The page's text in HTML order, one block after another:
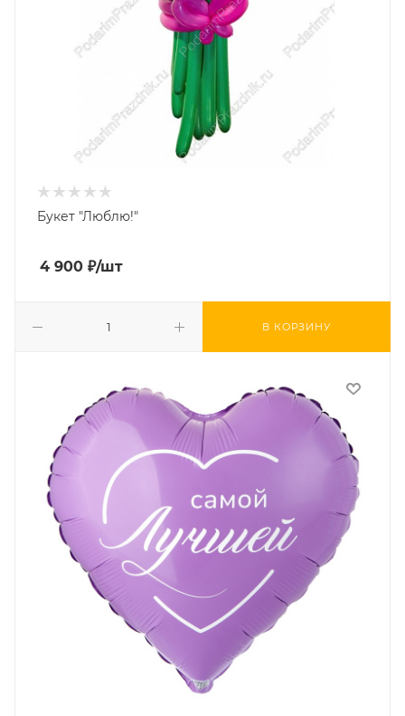
Букет "Люблю!"
4 900 ₽/шт
В КОРЗИНУ